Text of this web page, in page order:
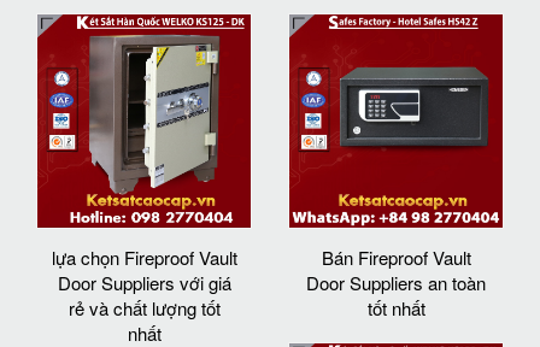
lựa chọn Fireproof Vault
Door Suppliers với giá
rẻ và chất lượng tốt
nhất
Bán Fireproof Vault
Door Suppliers an toàn
tốt nhất